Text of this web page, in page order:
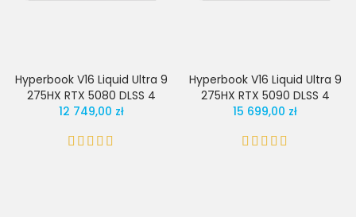
Hyperbook V16 Liquid Ultra 9
275HX RTX 5080 DLSS 4
12 749,00 zł
Hyperbook V16 Liquid Ultra 9
275HX RTX 5090 DLSS 4
15 699,00 zł